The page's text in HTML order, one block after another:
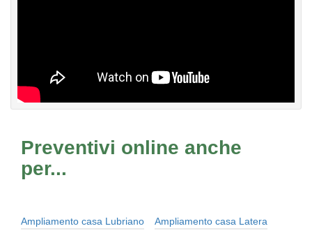
Preventivi online anche
per...
Ampliamento casa Lubriano Ampliamento casa Latera